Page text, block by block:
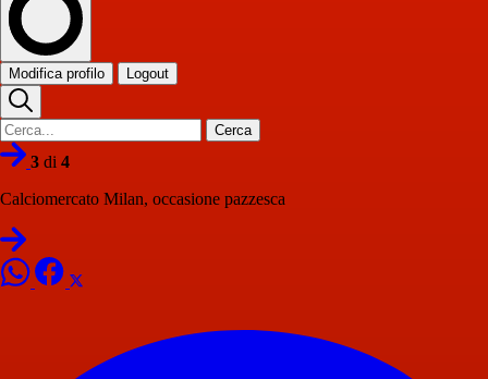
Modifica profilo Logout
Cerca
3 di 4
Calciomercato Milan, occasione pazzesca